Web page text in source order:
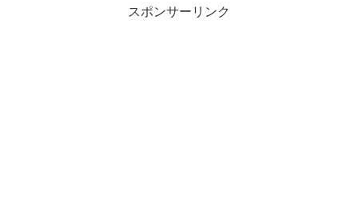
スポンサーリンク